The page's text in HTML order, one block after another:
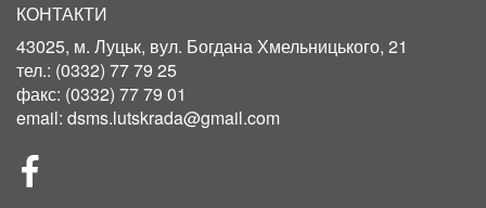
КОНТАКТИ
43025, м. Луцьк, вул. Богдана Хмельницького, 21
тел.: (0332) 77 79 25
факс: (0332) 77 79 01
email: dsms.lutskrada@gmail.com
СОЦІЛЬНІ
МЕРЕЖІ